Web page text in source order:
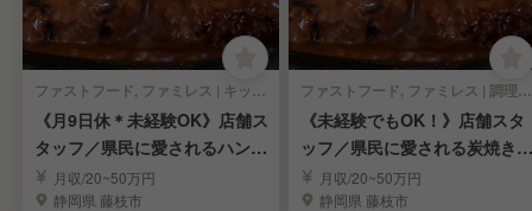
ファストフード, ファミレス | キッチンスタッフ
《月9日休＊未経験OK》店舗ス
タッフ／県民に愛されるハンバ
ーグレストラン
月収/20~50万円
静岡県 藤枝市
ファストフード, ファミレス | 調理見習い・調理補助
《未経験でもOK！》店舗スタ
ッフ／県民に愛される炭焼きハ
ンバーグレストラン
月収/20~50万円
静岡県 藤枝市